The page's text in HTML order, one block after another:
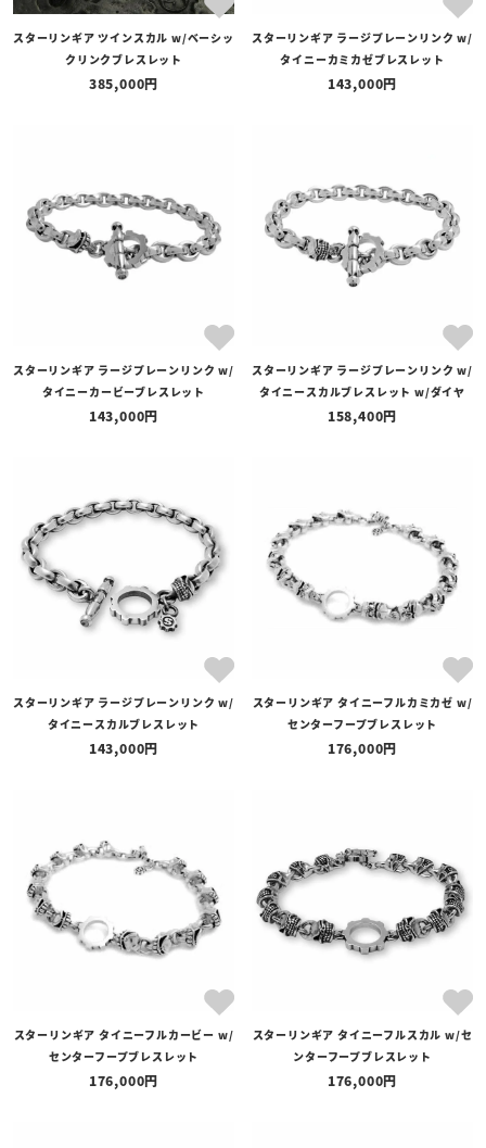
スターリンギア ツインスカル w/ベーシッ
クリンクブレスレット
385,000
スターリンギア ラージプレーンリンク w/
タイニーカミカゼブレスレット
143,000
スターリンギア ラージプレーンリンク w/
タイニーカービーブレスレット
143,000
スターリンギア ラージプレーンリンク w/
タイニースカルブレスレット w/ダイヤ
158,400
スターリンギア ラージプレーンリンク w/
タイニースカルブレスレット
143,000
スターリンギア タイニーフルカミカゼ w/
センターフープブレスレット
176,000
スターリンギア タイニーフルカービー w/
センターフープブレスレット
176,000
スターリンギア タイニーフルスカル w/セ
ンターフープブレスレット
176,000